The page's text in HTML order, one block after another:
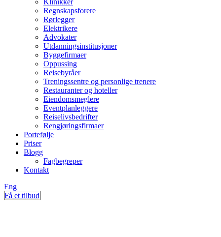
Klinikker
Regnskapsforere
Rørlegger
Elektrikere
Advokater
Utdanningsinstitusjoner
Byggefirmaer
Oppussing
Reisebyråer
Treningssentre og personlige trenere
Restauranter og hoteller
Eiendomsmeglere
Eventplanleggere
Reiselivsbedrifter
Rengjøringsfirmaer
Portefølje
Priser
Blogg
Fagbegreper
Kontakt
Eng
Få et tilbud